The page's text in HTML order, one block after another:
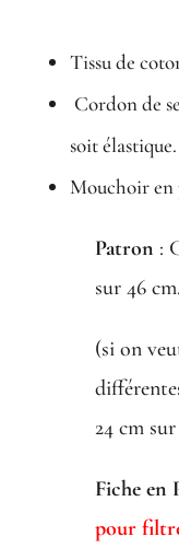
Tissu de
Cordon de
soit élastique.
Mouchoir en
Patron :
sur 46 cm.
(si on
24 cm
Fiche en
pour